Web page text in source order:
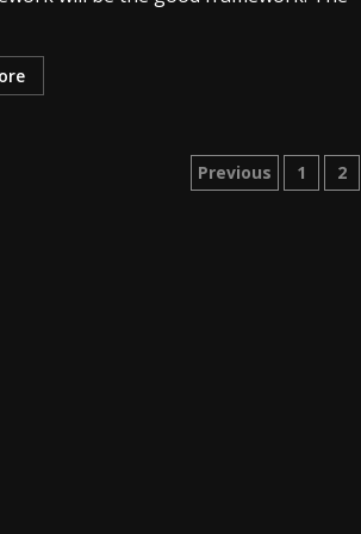
Pagination
Previous 1 2